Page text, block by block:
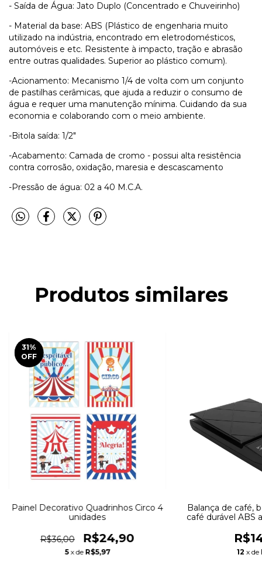
- Saída de Água: Jato Duplo (Concentrado e Chuveirinho)
- Material da base: ABS (Plástico de engenharia muito
utilizado na indústria, encontrado em eletrodomésticos,
automóveis e etc. Resistente à impacto, tração e abrasão
entre outras qualidades. Superior ao plástico comum).
-Acionamento: Mecanismo 1/4 de volta com um conjunto
de pastilhas cerâmicas, que ajuda a reduzir o consumo de
água e requer uma manutenção mínima. Cuidando da sua
economia e colaborando com o meio ambiente.
-Bitola saída: 1/2"
-Acabamento: Camada de cromo - possui alta resistência
contra corrosão, oxidação, maresia e descascamento
-Pressão de água: 02 a 40 M.C.A.
Produtos similares
31%
OFF
Painel Decorativo Quadrinhos Circo 4
unidades
R$36,00 R$24,90
5 x de R$5,97
Balança de café,
café durável ABS
12 x de